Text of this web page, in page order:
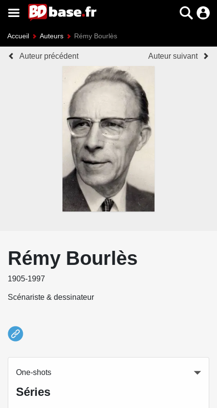
Accueil Auteurs Rémy Bourlès
Auteur précédent Auteur suivant
Rémy Bourlès
1905-1997
Scénariste & dessinateur
One-shots
Séries